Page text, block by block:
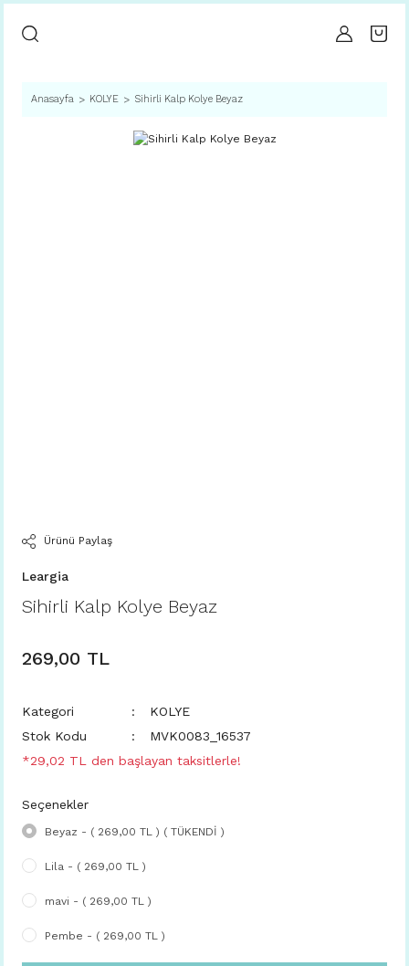
Anasayfa KOLYE Sihirli Kalp Kolye Beyaz
Ürünü Paylaş
Leargia
Sihirli Kalp Kolye Beyaz
269,00 TL
Kategori
KOLYE
Stok Kodu
MVK0083_16537
*29,02 TL den başlayan taksitlerle!
Seçenekler
Beyaz - ( 269,00 TL ) ( TÜKENDİ )
Lila - ( 269,00 TL )
mavi - ( 269,00 TL )
Pembe - ( 269,00 TL )